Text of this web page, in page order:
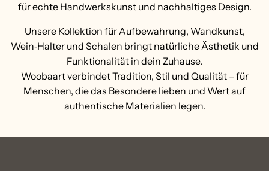
für echte Handwerkskunst und nachhaltiges Design.
Unsere Kollektion für Aufbewahrung, Wandkunst,
Wein‑Halter und Schalen bringt natürliche Ästhetik und
Funktionalität in dein Zuhause.
Woobaart verbindet Tradition, Stil und Qualität – für
Menschen, die das Besondere lieben und Wert auf
authentische Materialien legen.